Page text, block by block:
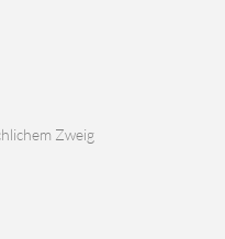
Zweig